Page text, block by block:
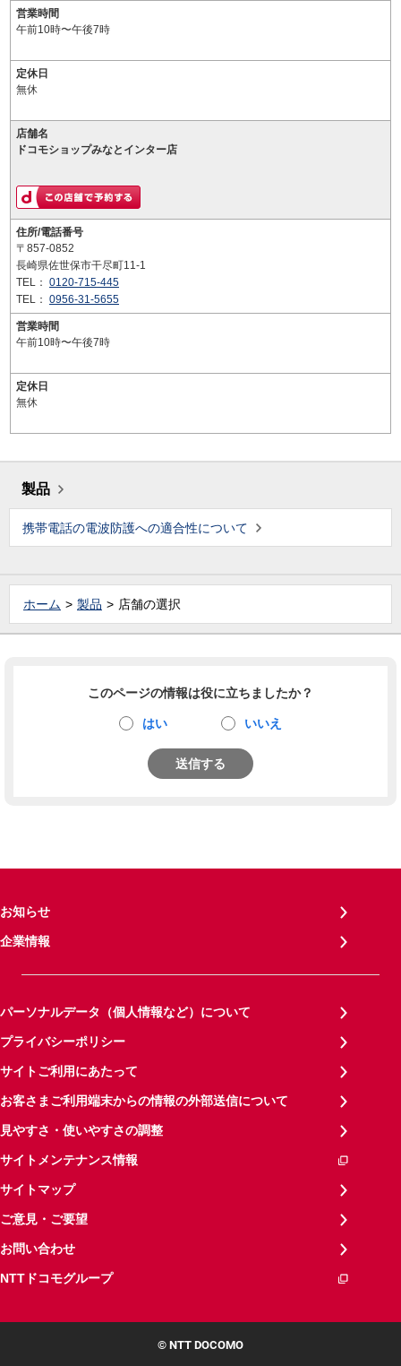
営業時間
午前10時〜午後7時
定休日
無休
店舗名
ドコモショップみなとインター店
住所/電話番号
〒857-0852
長崎県佐世保市干尽町11-1
TEL： 0120-715-445
TEL： 0956-31-5655
営業時間
午前10時〜午後7時
定休日
無休
製品
携帯電話の電波防護への適合性について
ホーム 製品 店舗の選択
このページの情報は役に立ちましたか？
はい いいえ
送信する
お知らせ
企業情報
パーソナルデータ（個人情報など）について
プライバシーポリシー
サイトご利用にあたって
お客さまご利用端末からの情報の外部送信について
見やすさ・使いやすさの調整
サイトメンテナンス情報
サイトマップ
ご意見・ご要望
お問い合わせ
NTTドコモグループ
© NTT DOCOMO